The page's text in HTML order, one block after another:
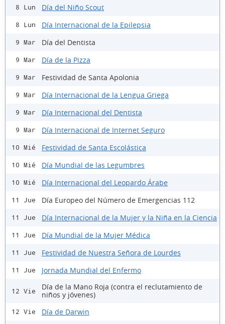
8 Lun Día del Niño Scout
8 Lun Día Internacional de la Epilepsia
9 Mar Día del Dentista
9 Mar Día de la Pizza
9 Mar Festividad de Santa Apolonia
9 Mar Día Internacional de la Lengua Griega
9 Mar Día Internacional del Dentista
9 Mar Día Internacional de Internet Seguro
10 Mié Festividad de Santa Escolástica
10 Mié Día Mundial de las Legumbres
10 Mié Día Internacional del Leopardo Árabe
11 Jue Día Europeo del Número de Emergencias 112
11 Jue Día Internacional de la Mujer y la Niña en la Ciencia
11 Jue Día Mundial de la Mujer Médica
11 Jue Festividad de Nuestra Señora de Lourdes
11 Jue Jornada Mundial del Enfermo
12 Vie
Día de la Mano Roja (contra el reclutamiento de
niños y jóvenes)
12 Vie Día de Darwin